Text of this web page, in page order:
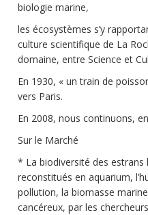
biologie marine,
les écosystèmes s’y
culture scientifique de La
domaine, entre Science et
En 1930, « un train de
vers Paris.
En 2008, nous continuons,
Sur le Marché
* La biodiversité des estrans
reconstitués en aquarium,
pollution, la biomasse
cancéreux, par les